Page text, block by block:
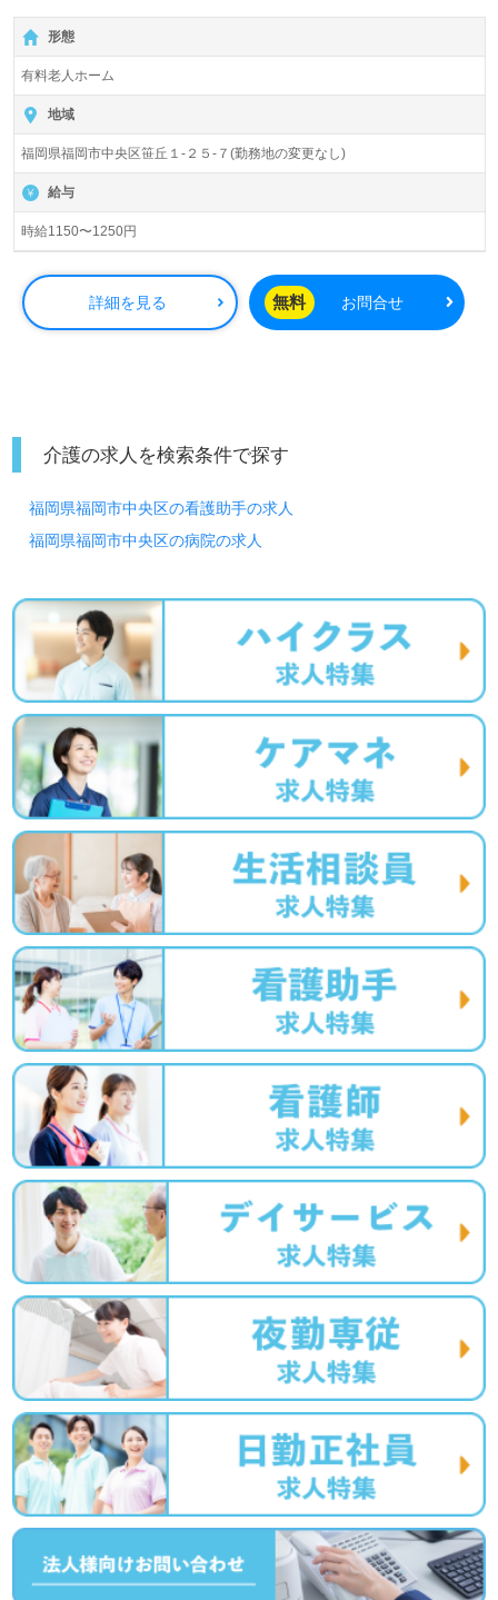
形態
有料老人ホーム
地域
福岡県福岡市中央区笹丘１-２５-７(勤務地の変更なし)
給与
時給1150〜1250円
詳細を見る 無料 お問合せ
介護の求人を検索条件で探す
福岡県福岡市中央区の看護助手の求人
福岡県福岡市中央区の病院の求人